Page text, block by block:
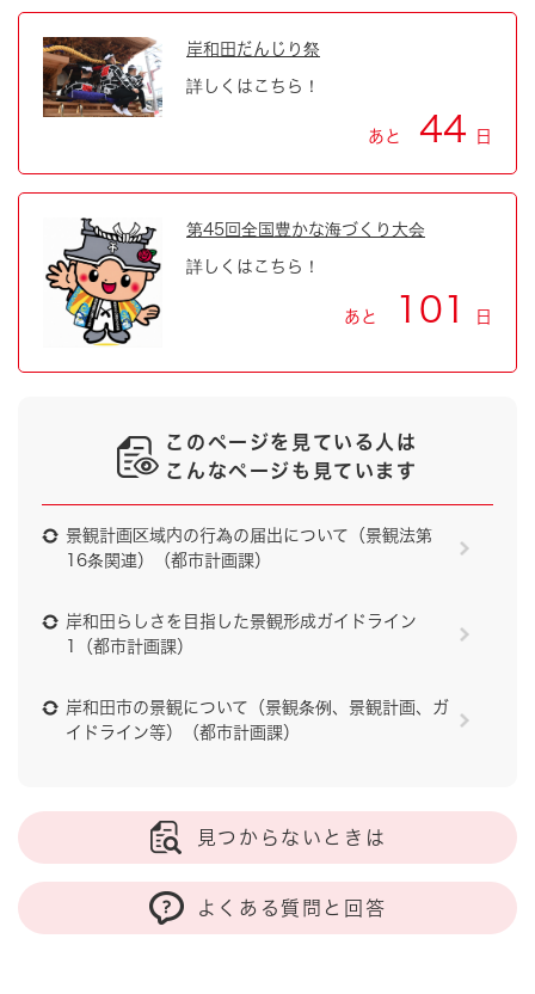
岸和田だんじり祭
詳しくはこちら！
あと 44 日
第45回全国豊かな海づくり大会
詳しくはこちら！
あと 101 日
このページを見ている人は
こんなページも見ています
景観計画区域内の行為の届出について（景観法第
16条関連）（都市計画課）
岸和田らしさを目指した景観形成ガイドライン
1（都市計画課）
岸和田市の景観について（景観条例、景観計画、ガ
イドライン等）（都市計画課）
見つからないときは
よくある質問と回答